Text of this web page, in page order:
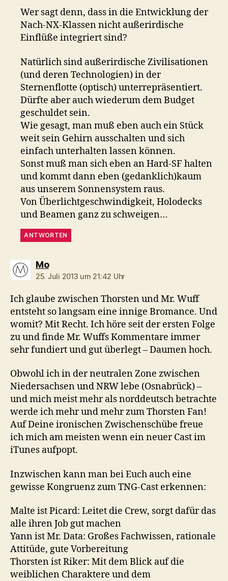
Wer sagt denn, dass in die Entwicklung der
Nach-NX-Klassen nicht außerirdische
Einflüße integriert sind?
Natürlich sind außerirdische Zivilisationen
(und deren Technologien) in der
Sternenflotte (optisch) unterrepräsentiert.
Dürfte aber auch wiederum dem Budget
geschuldet sein.
Wie gesagt, man muß eben auch ein Stück
weit sein Gehirn ausschalten und sich
einfach unterhalten lassen können.
Sonst muß man sich eben an Hard-SF halten
und kommt dann eben (gedanklich)kaum
aus unserem Sonnensystem raus.
Von Überlichtgeschwindigkeit, Holodecks
und Beamen ganz zu schweigen…
ANTWORTEN
Mosagt:
25. Juli 2013 um 21:42 Uhr
Ich glaube zwischen Thorsten und Mr. Wuff
entsteht so langsam eine innige Bromance. Und
womit? Mit Recht. Ich höre seit der ersten Folge
zu und finde Mr. Wuffs Kommentare immer
sehr fundiert und gut überlegt – Daumen hoch.
Obwohl ich in der neutralen Zone zwischen
Niedersachsen und NRW lebe (Osnabrück) –
und mich meist mehr als norddeutsch betrachte
werde ich mehr und mehr zum Thorsten Fan!
Auf Deine ironischen Zwischenschübe freue
ich mich am meisten wenn ein neuer Cast im
iTunes aufpopt.
Inzwischen kann man bei Euch auch eine
gewisse Kongruenz zum TNG-Cast erkennen:
Malte ist Picard: Leitet die Crew, sorgt dafür das
alle ihren Job gut machen
Yann ist Mr. Data: Großes Fachwissen, rationale
Attitüde, gute Vorbereitung
Thorsten ist Riker: Mit dem Blick auf die
weiblichen Charaktere und dem